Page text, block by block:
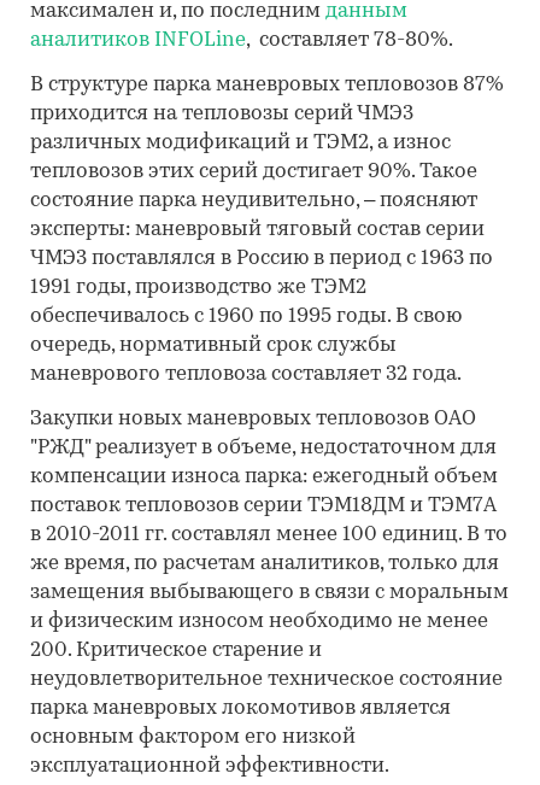
максимален и, по последним данным
аналитиков INFOLine, составляет 78-80%.
В структуре парка маневровых тепловозов 87%
приходится на тепловозы серий ЧМЭ3
различных модификаций и ТЭМ2, а износ
тепловозов этих серий достигает 90%. Такое
состояние парка неудивительно, – поясняют
эксперты: маневровый тяговый состав серии
ЧМЭ3 поставлялся в Россию в период с 1963 по
1991 годы, производство же ТЭМ2
обеспечивалось с 1960 по 1995 годы. В свою
очередь, нормативный срок службы
маневрового тепловоза составляет 32 года.
Закупки новых маневровых тепловозов ОАО
"РЖД" реализует в объеме, недостаточном для
компенсации износа парка: ежегодный объем
поставок тепловозов серии ТЭМ18ДМ и ТЭМ7А
в 2010-2011 гг. составлял менее 100 единиц. В то
же время, по расчетам аналитиков, только для
замещения выбывающего в связи с моральным
и физическим износом необходимо не менее
200. Критическое старение и
неудовлетворительное техническое состояние
парка маневровых локомотивов является
основным фактором его низкой
эксплуатационной эффективности.